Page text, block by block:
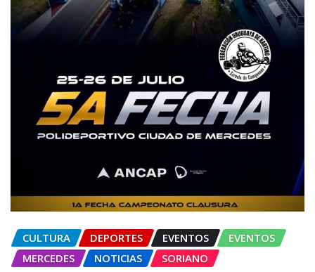
CULTURA DEPORTES EVENTOS
EVENTOS
MERCEDES
NOTICIAS SORIANO